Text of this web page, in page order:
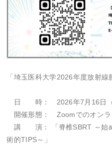
「埼玉医科大学2026年度放射線
日 時： 2026年7月16日（
開催形態： Zoomでのオンラ
講 演： 「脊椎SBRT ～始め
術的TIPS～」